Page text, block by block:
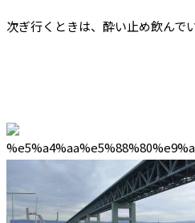
次ぎ行くときは、酔い止め飲んで